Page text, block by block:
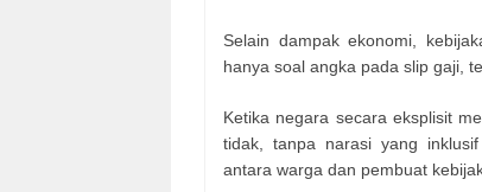
Selain dampak ekonomi,
hanya soal angka pada slip gaji,
Ketika negara secara eksplisit
tidak, tanpa narasi yang
antara warga dan pembuat